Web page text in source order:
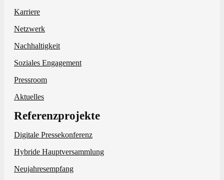
Karriere
Netzwerk
Nachhaltigkeit
Soziales Engagement
Pressroom
Aktuelles
Referenzprojekte
Digitale Pressekonferenz
Hybride Hauptversammlung
Neujahresempfang